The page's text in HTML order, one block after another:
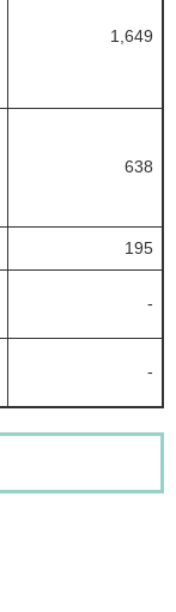
1,649
638
195
-
-